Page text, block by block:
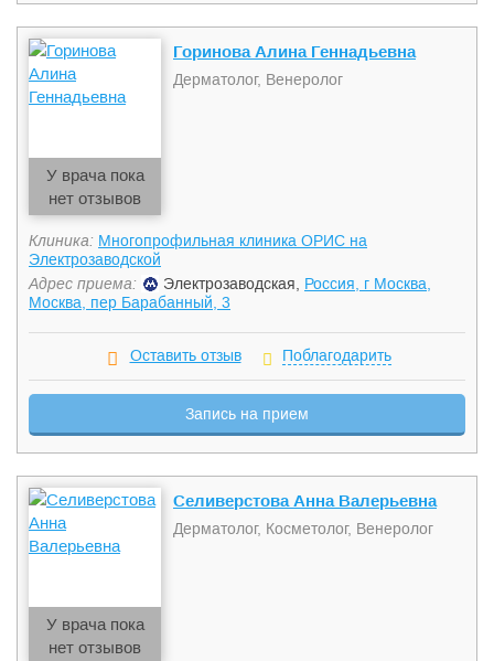
У врача пока
нет отзывов
Горинова Алина Геннадьевна
Дерматолог, Венеролог
Клиника: Многопрофильная клиника ОРИС на
Электрозаводской
Адрес приема:
Электрозаводская, Россия, г Москва,
Москва, пер Барабанный, 3
Оставить отзыв Поблагодарить
Запись на прием
У врача пока
нет отзывов
Селиверстова Анна Валерьевна
Дерматолог, Косметолог, Венеролог